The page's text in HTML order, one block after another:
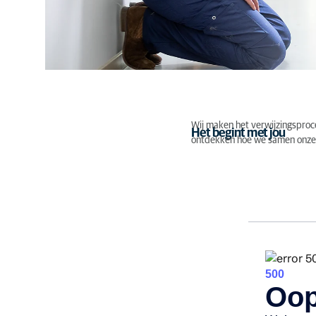
Het begint met jou
Wij maken het
ontdekken hoe we samen